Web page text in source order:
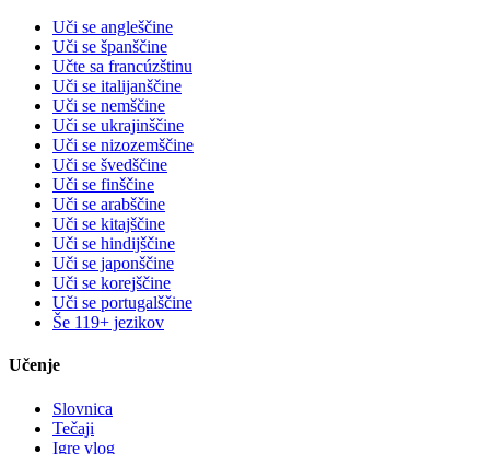
Uči se angleščine
Uči se španščine
Učte sa francúzštinu
Uči se italijanščine
Uči se nemščine
Uči se ukrajinščine
Uči se nizozemščine
Uči se švedščine
Uči se finščine
Uči se arabščine
Uči se kitajščine
Uči se hindijščine
Uči se japonščine
Uči se korejščine
Uči se portugalščine
Še 119+ jezikov
Učenje
Slovnica
Tečaji
Igre vlog